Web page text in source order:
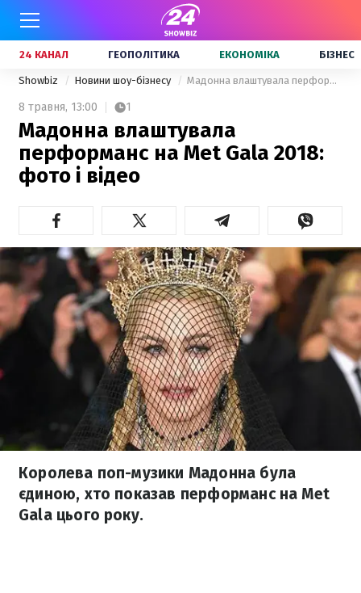
24 КАНАЛ ГЕОПОЛІТИКА ЕКОНОМІКА БІЗНЕС
Showbiz Новини шоу-бізнесу Мадонна влаштувала перформанс на Met Gala 2018: фото і відео
8 травня, 13:00 1
Мадонна влаштувала
перформанс на Met Gala 2018:
фото і відео
Королева поп-музики Мадонна була
єдиною, хто показав перформанс на Met
Gala цього року.